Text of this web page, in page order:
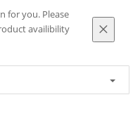
for you. Please
availibility